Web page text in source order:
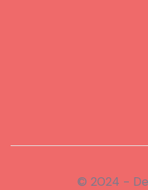
© 2024 -